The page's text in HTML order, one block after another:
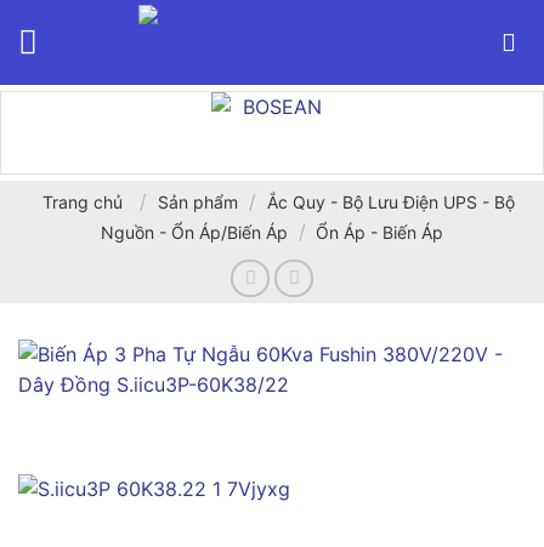
Trang chủ / Sản phẩm /
Ắc Quy - Bộ Lưu Điện UPS - Bộ
Nguồn - Ổn Áp/Biến Áp
/ Ổn Áp - Biến Áp